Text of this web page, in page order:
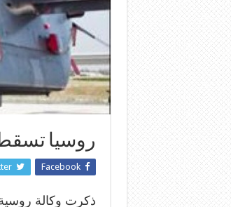
روسيا تسقط 3 طائرات إسرائيلية فوق
Facebook
ذكرت وكالة